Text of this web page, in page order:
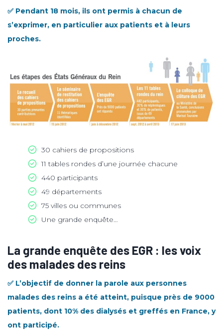
✅ Pendant 18 mois, ils ont permis à chacun de
s’exprimer, en particulier aux patients et à leurs
proches.
30 cahiers de propositions
11 tables rondes d’une journée chacune
440 participants
49 départements
75 villes ou communes
Une grande enquête…
La grande enquête des EGR : les voix
des malades des reins
✅ L’objectif de donner la parole aux personnes
malades des reins a été atteint, puisque près de 9000
patients, dont 10% des dialysés et greffés en France, y
ont participé.